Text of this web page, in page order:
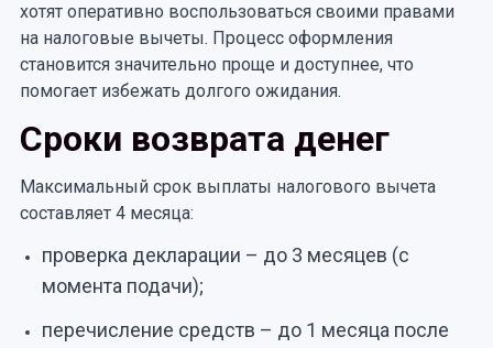
хотят оперативно воспользоваться своими правами
на налоговые вычеты. Процесс оформления
становится значительно проще и доступнее, что
помогает избежать долгого ожидания.
Сроки возврата денег
Максимальный срок выплаты налогового вычета
составляет 4 месяца:
проверка декларации – до 3 месяцев (с
момента подачи);
перечисление средств – до 1 месяца после